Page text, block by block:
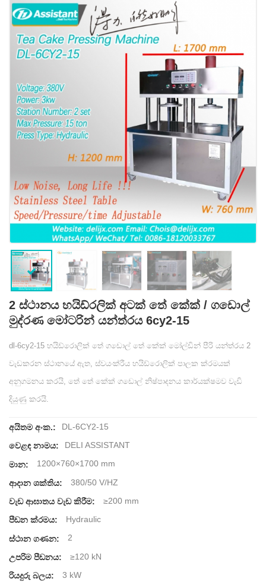
2 ස්ථානය හයිඩ්රලික් අටක් තේ කේක් / ගඩොල්
මුද්රණ මෝටරින් යන්ත්රය 6cy2-15
dl-6cy2-15 හයිඩ්රොලික් තේ ගඩොල් තේ කේක් මෝල්ඩින් පීරි යන්ත්රය 2
වැඩකරන ස්ථානයේ ඇත, ස්වයංක්රීය හයිඩ්රොලික් පාලක ක්රමයක්
අනුගමනය කරයි, තේ තේ කේක් ගඩොල් නිෂ්පාදනය කාර්යක්ෂමව වැඩි
දියුණු කරයි.
අයිතම අංක.: DL-6CY2-15
වෙළඳ නාමය: DELI ASSISTANT
මාන: 1200×760×1700 mm
ආදාන ශක්තිය: 380/50 V/HZ
වැඩ ආඝාතය වැඩ කිරීම: ≥200 mm
පීඩන ක්රමය: Hydraulic
ස්ථාන ගණන: 2
උපරිම පීඩනය: ≥120 kN
රියදුරු බලය: 3 kW